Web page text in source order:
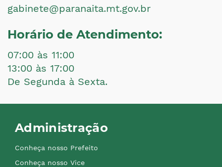
gabinete@paranaita.mt.gov.br
Horário de Atendimento:
07:00 às 11:00
13:00 às 17:00
De Segunda à Sexta.
Administração
Conheça nosso Prefeito
Conheça nosso Vice